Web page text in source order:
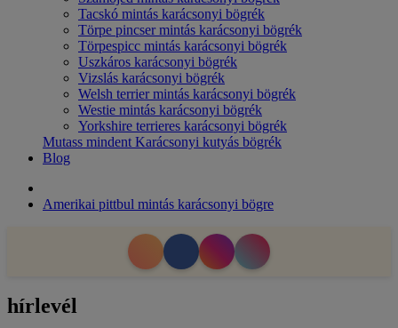
Tacskó mintás karácsonyi bögrék
Törpe pincser mintás karácsonyi bögrék
Törpespicc mintás karácsonyi bögrék
Uszkáros karácsonyi bögrék
Vizslás karácsonyi bögrék
Welsh terrier mintás karácsonyi bögrék
Westie mintás karácsonyi bögrék
Yorkshire terrieres karácsonyi bögrék
Mutass mindent Karácsonyi kutyás bögrék
Blog
Amerikai pittbul mintás karácsonyi bögre
hírlevél